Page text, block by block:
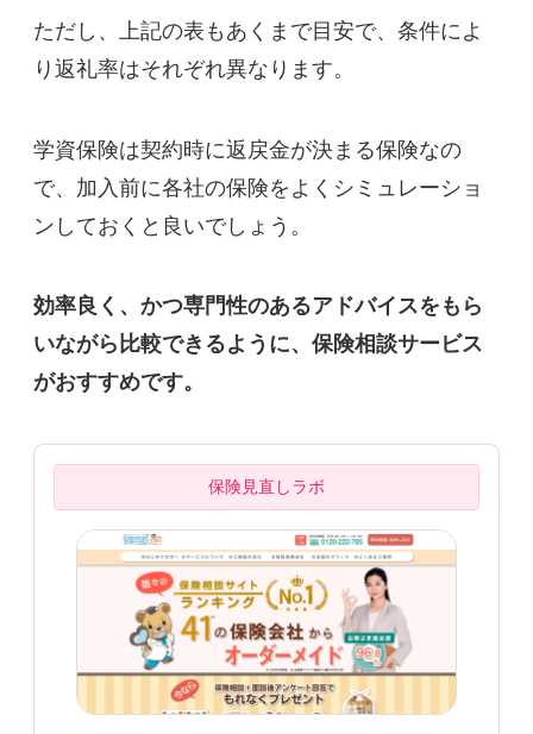
ただし、上記の表もあくまで目安で、条件によ
り返礼率はそれぞれ異なります。
学資保険は契約時に返戻金が決まる保険なの
で、加入前に各社の保険をよくシミュレーショ
ンしておくと良いでしょう。
効率良く、かつ専門性のあるアドバイスをもら
いながら比較できるように、保険相談サービス
がおすすめです。
保険見直しラボ